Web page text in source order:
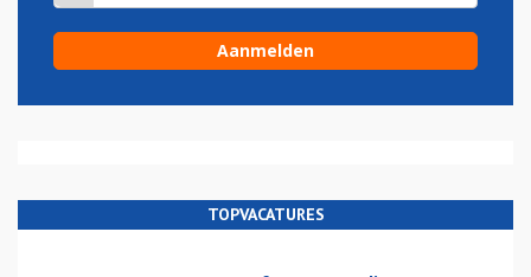
TOPVACATURES